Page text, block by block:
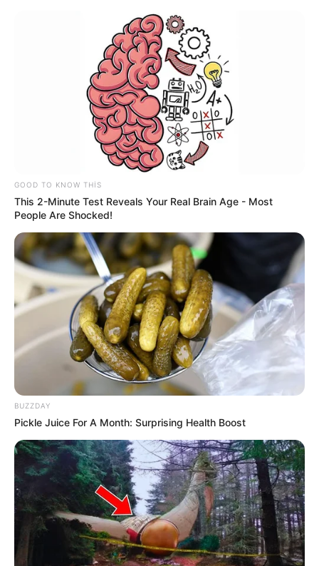
Azərbaycanda bu şəxslər 50 min
manatadəkcərimələnəcək
Bu gün Təbrizdə vəfat edən konsulumuzun
FOTOSU
CƏMİYYƏT 1053 24.05.2026, 00:43
GOOD TO KNOW THIS
This 2-Minute Test Reveals Your Real Brain Age - Most
People Are Shocked!
BUZZDAY
Pickle Juice For A Month: Surprising Health Boost